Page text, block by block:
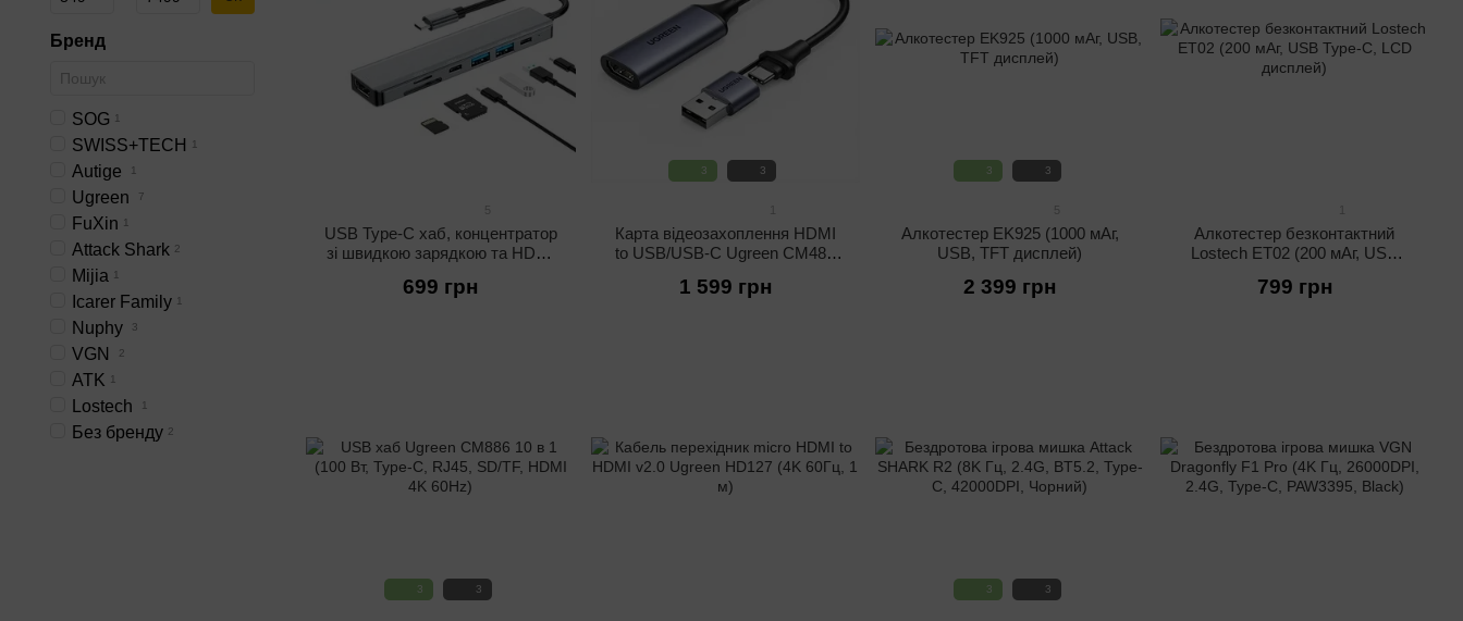
5
USB Type-C хаб, концентратор
зі швидкою зарядкою та HDMI
699 грн
3 3
Карта відеозахоплення HDMI
to USB/USB-C Ugreen CM489
1 599 грн
3 3
5
Алкотестер EK925 (1000 мАг,
USB, TFT дисплей)
2 399 грн
Алкотестер безконтактний
Lostech ET02 (200 мАг, USB
799 грн
3 3 3 3
Бренд
SOG 1
SWISS+TECH 1
Autige 1
Ugreen 7
FuXin 1
Attack Shark 2
Mijia 1
Icarer Family 1
Nuphy 3
VGN 2
ATK 1
Lostech 1
Без бренду 2